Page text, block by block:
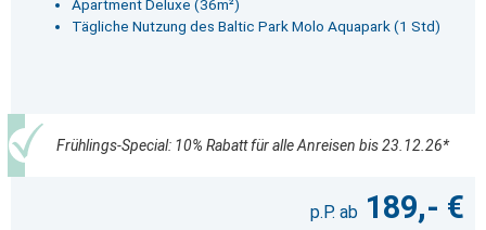
Apartment Deluxe (36m²)
Tägliche Nutzung des Baltic Park Molo Aquapark (1 Std)
Frühlings-Special: 10% Rabatt für alle Anreisen bis 23.12.26*
189,- €